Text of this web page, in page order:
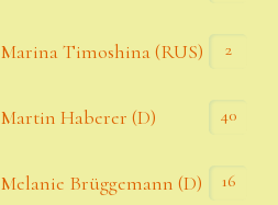
Marina Timoshina (RUS) 2
Martin Haberer (D) 40
Melanie Brüggemann (D) 16